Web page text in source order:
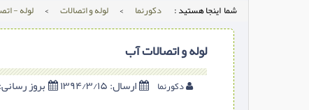
شما اینجا هستید : دکورنما > لوله و اتصالات > لوله -
لوله و اتصالات آب
دکورنما ارسال:۱۳۹۴/۳/۱۵ بروز رسانی: